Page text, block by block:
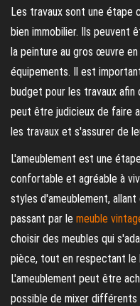
Les travaux sont une étape
bien immobilier. Ils peuvent
la peinture au gros œuvre
équipements. Il est
budget pour les travaux afin
peut être judicieux de faire
les travaux et s'assurer de
L'ameublement est une
confortable et agréable à
styles d'ameublement,
passant par le meuble
choisir des meubles qui
pièce, tout en respectant le
L'ameublement peut être
possible de mixer différents